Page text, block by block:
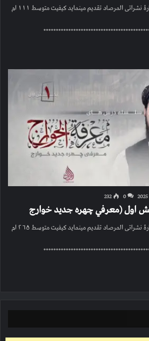
بسم الله الرحمن الرحیم ادارۀ نشراتی المرصاد تقدیم مینماید کیفیت متوسط ۱۱۱ ام
0
232
اول (معرفي چهره جديد خوارج
بسم الله الرحمن الرحیم ادارۀ نشراتی المرصاد تقدیم مینماید کیفیت متوسط ۲۶۵ ام